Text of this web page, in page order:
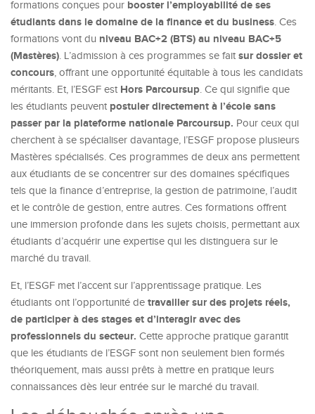
formations conçues pour booster l’employabilité de ses
étudiants dans le domaine de la finance et du business. Ces
formations vont du niveau BAC+2 (BTS) au niveau BAC+5
(Mastères). L’admission à ces programmes se fait sur dossier et
concours, offrant une opportunité équitable à tous les candidats
méritants. Et, l’ESGF est Hors Parcoursup. Ce qui signifie que
les étudiants peuvent postuler directement à l’école sans
passer par la plateforme nationale Parcoursup. Pour ceux qui
cherchent à se spécialiser davantage, l’ESGF propose plusieurs
Mastères spécialisés. Ces programmes de deux ans permettent
aux étudiants de se concentrer sur des domaines spécifiques
tels que la finance d’entreprise, la gestion de patrimoine, l’audit
et le contrôle de gestion, entre autres. Ces formations offrent
une immersion profonde dans les sujets choisis, permettant aux
étudiants d’acquérir une expertise qui les distinguera sur le
marché du travail.
Et, l’ESGF met l’accent sur l’apprentissage pratique. Les
étudiants ont l’opportunité de travailler sur des projets réels,
de participer à des stages et d’interagir avec des
professionnels du secteur. Cette approche pratique garantit
que les étudiants de l’ESGF sont non seulement bien formés
théoriquement, mais aussi prêts à mettre en pratique leurs
connaissances dès leur entrée sur le marché du travail.